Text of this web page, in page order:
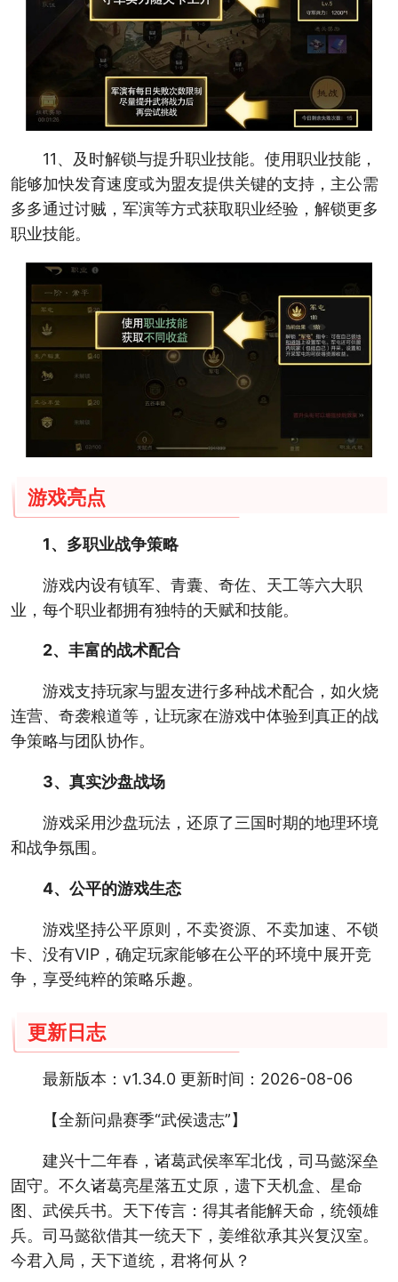
11、及时解锁与提升职业技能。使用职业技能，
能够加快发育速度或为盟友提供关键的支持，主公需
多多通过讨贼，军演等方式获取职业经验，解锁更多
职业技能。
游戏亮点
1、多职业战争策略
游戏内设有镇军、青囊、奇佐、天工等六大职
业，每个职业都拥有独特的天赋和技能。
2、丰富的战术配合
游戏支持玩家与盟友进行多种战术配合，如火烧
连营、奇袭粮道等，让玩家在游戏中体验到真正的战
争策略与团队协作。
3、真实沙盘战场
游戏采用沙盘玩法，还原了三国时期的地理环境
和战争氛围。
4、公平的游戏生态
游戏坚持公平原则，不卖资源、不卖加速、不锁
卡、没有VIP，确定玩家能够在公平的环境中展开竞
争，享受纯粹的策略乐趣。
更新日志
最新版本：v1.34.0 更新时间：2026-08-06
【全新问鼎赛季“武侯遗志”】
建兴十二年春，诸葛武侯率军北伐，司马懿深垒
固守。不久诸葛亮星落五丈原，遗下天机盒、星命
图、武侯兵书。天下传言：得其者能解天命，统领雄
兵。司马懿欲借其一统天下，姜维欲承其兴复汉室。
今君入局，天下道统，君将何从？